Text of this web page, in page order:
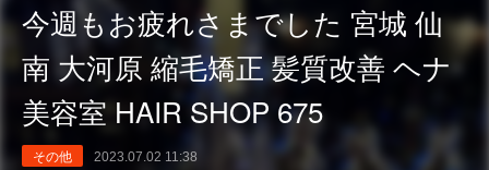
今週もお疲れさまでした 宮城 仙
南 大河原 縮毛矯正 髪質改善 ヘナ
美容室 HAIR SHOP 675
その他 2023.07.02 11:38